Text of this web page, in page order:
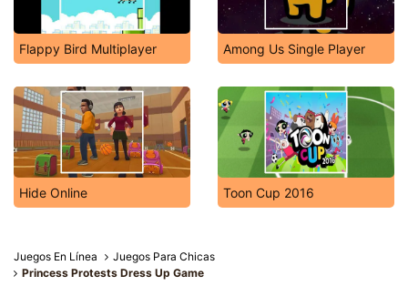
Flappy Bird Multiplayer Among Us Single Player
Hide Online Toon Cup 2016
Juegos En Línea
Juegos Para Chicas
Princess Protests Dress Up Game